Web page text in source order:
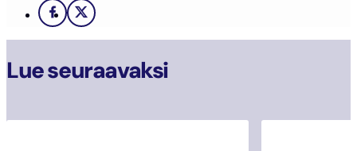
Facebook
X
Lue seuraavaksi